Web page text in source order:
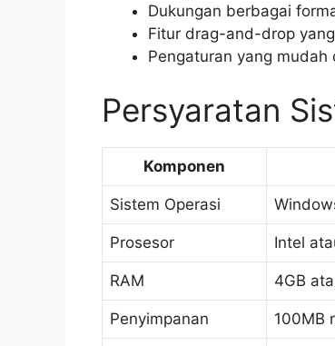
Dukungan berbagai
Fitur drag-and-drop
Pengaturan yang
Persyaratan
Komponen
Sistem Operasi
Prosesor Intel
RAM 4GB
Penyimpanan 100MB